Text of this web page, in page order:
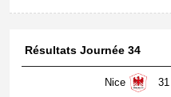
Résultats Journée 34
Nice 31